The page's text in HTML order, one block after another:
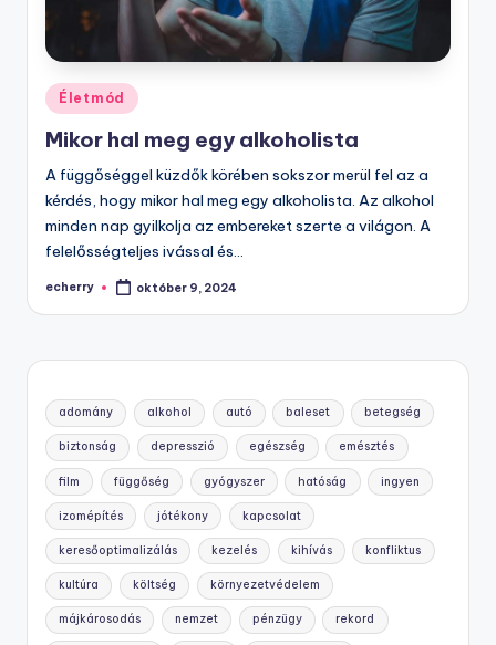
Posted
in
Életmód
Mikor hal meg egy alkoholista
A függőséggel küzdők körében sokszor merül fel az a
kérdés, hogy mikor hal meg egy alkoholista. Az alkohol
minden nap gyilkolja az embereket szerte a világon. A
felelősségteljes ivással és…
Posted
echerry október 9, 2024
adomány alkohol autó baleset betegség
biztonság depresszió egészség emésztés
film függőség gyógyszer hatóság ingyen
izomépítés jótékony kapcsolat
keresőoptimalizálás kezelés kihívás konfliktus
kultúra költség környezetvédelem
májkárosodás nemzet pénzügy rekord